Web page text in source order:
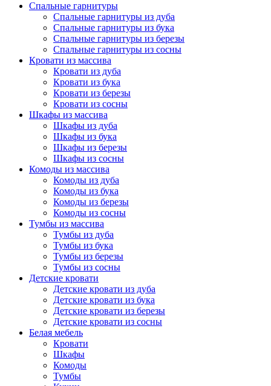
Спальные гарнитуры
Спальные гарнитуры из дуба
Спальные гарнитуры из бука
Спальные гарнитуры из березы
Спальные гарнитуры из сосны
Кровати из массива
Кровати из дуба
Кровати из бука
Кровати из березы
Кровати из сосны
Шкафы из массива
Шкафы из дуба
Шкафы из бука
Шкафы из березы
Шкафы из сосны
Комоды из массива
Комоды из дуба
Комоды из бука
Комоды из березы
Комоды из сосны
Тумбы из массива
Тумбы из дуба
Тумбы из бука
Тумбы из березы
Тумбы из сосны
Детские кровати
Детские кровати из дуба
Детские кровати из бука
Детские кровати из березы
Детские кровати из сосны
Белая мебель
Кровати
Шкафы
Комоды
Тумбы